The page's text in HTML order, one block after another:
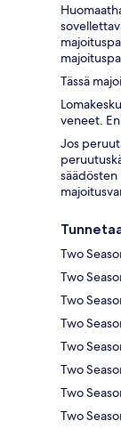
Tässä
veneet.
Jos
säädösten
Two
Two
Two
Two
Two
Two
Two
Two